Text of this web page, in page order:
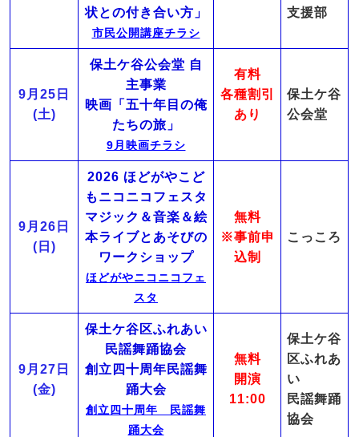
状との付き合い方」
市民公開講座チラシ
支援部
9月25日
(土)
保土ケ谷公会堂 自
主事業
映画「五十年目の俺
たちの旅」
9月映画チラシ
有料
各種割引
あり
保土ケ谷
公会堂
9月26日
(日)
2026 ほどがやこど
もニコニコフェスタ
マジック＆音楽＆絵
本ライブとあそびの
ワークショップ
ほどがやニコニコフェ
スタ
無料
※事前申
込制
こっころ
9月27日
(金)
保土ケ谷区ふれあい
民謡舞踊協会
創立四十周年民謡舞
踊大会
創立四十周年 民謡舞
踊大会
無料
開演
11:00
保土ケ谷
区ふれあ
い
民謡舞踊
協会